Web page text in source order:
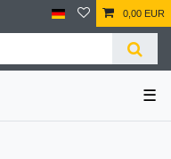
0,00 EUR
☰